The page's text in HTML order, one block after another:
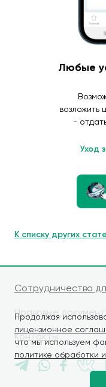
Продолжая
лицензионное
что мы используем
политике обработки
Любые
возложить
-
Уход
К списку других
Сотрудничество
Правовые
Контакты